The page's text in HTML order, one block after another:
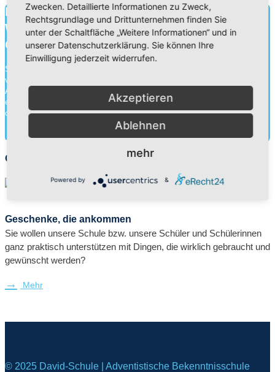
Bildung für heute.
Wissen für morgen.
Charakter für die Ewigkeit.
Schule ist mehr als Wissensvermittlung. Durch die Zusammenarbeit
von Schülern, Lehrern und Eltern gehen wir an unseren
Adventistischen Bekenntnisschulen eine Erziehungspartnerschaft
ein. Neben der Wissensvermittlung legen wir ebenso Wert auf die
charakterliche Entwick...
Mehr herausfinden
Geschenkkatalog
Geschenke, die ankommen
Sie wollen unsere Schule bzw. unsere Schüler und Schülerinnen
ganz praktisch unterstützen mit Dingen, die wirklich gebraucht und
gewünscht werden?
Mehr
© 2025 David-Schule | Adventistische Bekenntnisschule
Zwecken. Detaillierte Informationen zu Zweck,
Rechtsgrundlage und Drittunternehmen finden Sie
unter der Schaltfläche „Weitere Informationen“ und in
unserer Datenschutzerklärung. Sie können Ihre
Einwilligung jederzeit widerrufen.
Akzeptieren
Ablehnen
mehr
Powered by &